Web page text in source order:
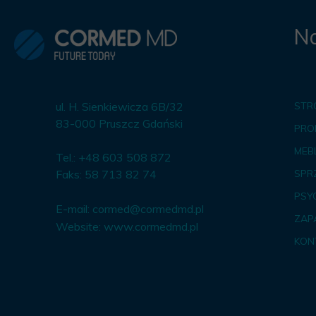
ul. H. Sienkiewicza 6B/32
83-000 Pruszcz Gdański
Tel.: +48 603 508 872
Faks: 58 713 82 74
E-mail: cormed@cormedmd.pl
Website: www.cormedmd.pl